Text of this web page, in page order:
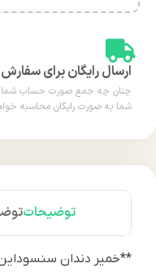
ارسال رایگان برای سفارش های بالای
شما به صورت رایگان محاسبه
توضیحات
**خمیر دندان